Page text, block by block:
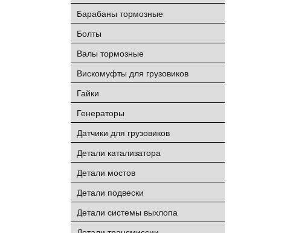
Барабаны тормозные
Болты
Валы тормозные
Вискомуфты для грузовиков
Гайки
Генераторы
Датчики для грузовиков
Детали катализатора
Детали мостов
Детали подвески
Детали системы выхлопа